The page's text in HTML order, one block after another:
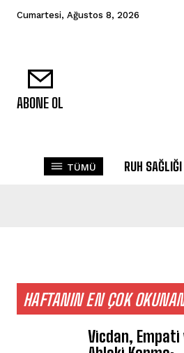
Cumartesi, Ağustos 8, 2026
ABONE OL
TÜMÜ RUH SAĞLIĞI
HAFTANIN EN ÇOK
Vicdan, Empati